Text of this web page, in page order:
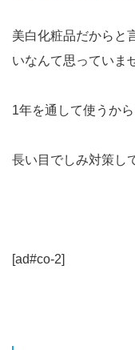
美白化粧品だからと
いなんて思っていま
1年を通して使うか
長い目でしみ対策し
[ad#co-2]